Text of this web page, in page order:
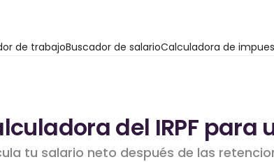
de trabajoBuscador de salarioCalculadora de
del IRPF para
tu salario neto después de las